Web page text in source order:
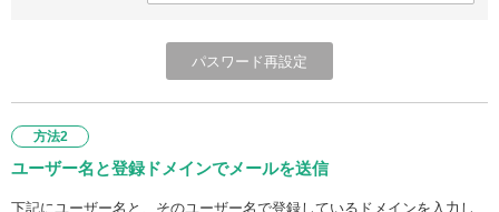
方法2
ユーザー名と登録ドメインでメールを送信
下記にユーザー名と、そのユーザー名で登録しているドメインを入力し